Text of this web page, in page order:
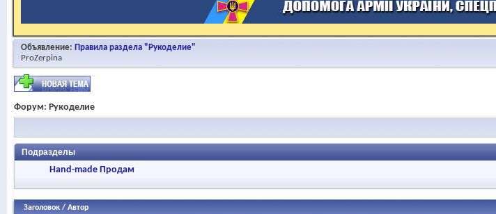
Объявление: Правила раздела "Рукоделие"
ProZerpina
Форум: Рукоделие
Подразделы
Hand-made Продам
Заголовок / Автор